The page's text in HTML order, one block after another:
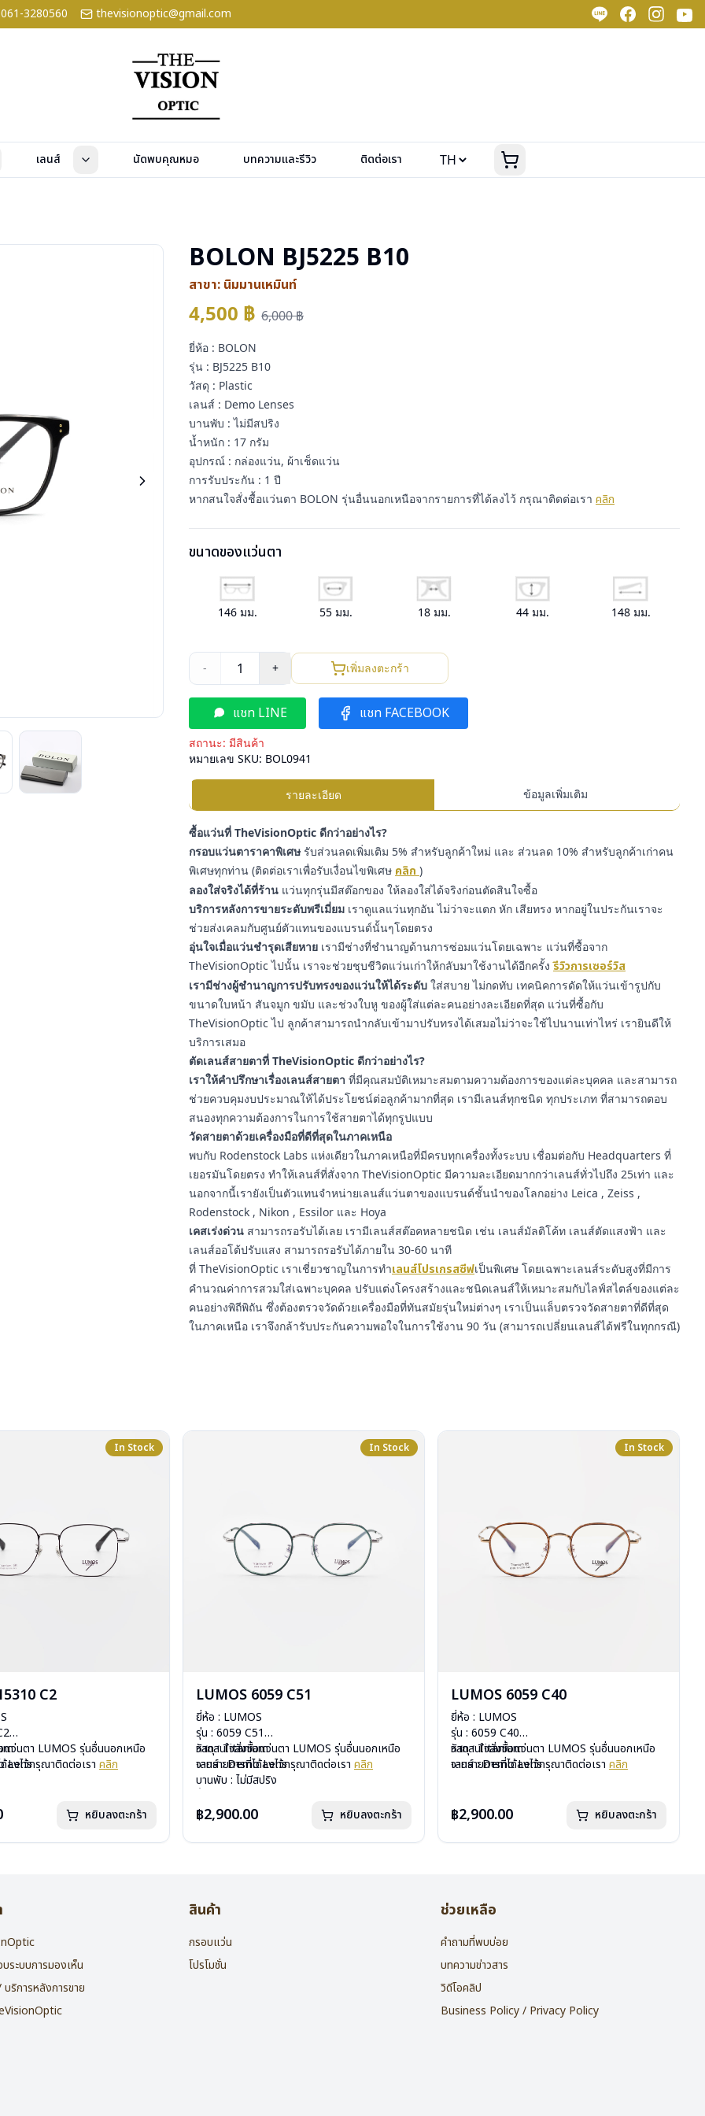
061-3280560 thevisionoptic@gmail.com
เลนส์ นัดพบคุณหมอ บทความและรีวิว ติดต่อเรา
BOLON BJ5225 B10
สาขา: นิมมานเหมินท์
4,500 ฿ 6,000฿
ยี่ห้อ : BOLON
รุ่น : BJ5225 B10
วัสดุ : Plastic
เลนส์ : Demo Lenses
บานพับ : ไม่มีสปริง
น้ำหนัก : 17 กรัม
อุปกรณ์ : กล่องแว่น, ผ้าเช็ดแว่น
การรับประกัน : 1 ปี
หากสนใจสั่งชื้อแว่นตา BOLON รุ่นอื่นนอกเหนือจากรายการที่ได้ลงไว้ กรุณาติดต่อเรา คลิก
ขนาดของแว่นตา
146 มม. 55 มม. 18มม. 44มม. 148มม.
- 1 + เพิ่มลงตะกร้า
แชท LINE แชท FACEBOOK
สถานะ: มีสินค้า
หมายเลข SKU: BOL0941
รายละเอียด ข้อมูลเพิ่มเติม
ซื้อแว่นที่ TheVisionOptic ดีกว่าอย่างไร?
กรอบแว่นตาราคาพิเศษ รับส่วนลดเพิ่มเติม 5% สำหรับลูกค้าใหม่ และ ส่วนลด 10% สำหรับลูกค้าเก่าคน
พิเศษทุกท่าน (ติดต่อเราเพื่อรับเงื่อนไขพิเศษ คลิก )
ลองใส่จริงได้ที่ร้าน แว่นทุกรุ่นมีสต๊อกของ ให้ลองใส่ได้จริงก่อนตัดสินใจซื้อ
บริการหลังการขายระดับพรีเมี่ยม เราดูแลแว่นทุกอัน ไม่ว่าจะแตก หัก เสียทรง หากอยู่ในประกันเราจะ
ช่วยส่งเคลมกับศูนย์ตัวแทนของแบรนด์นั้นๆโดยตรง
อุ่นใจเมื่อแว่นชำรุดเสียหาย เรามีช่างที่ชำนาญด้านการซ่อมแว่นโดยเฉพาะ แว่นที่ซื้อจาก
TheVisionOptic ไปนั้น เราจะช่วยชุบชีวิตแว่นเก่าให้กลับมาใช้งานได้อีกครั้งรีวิวการเซอร์วิส
เรามีช่างผู้ชำนาญการปรับทรงของแว่นให้ได้ระดับ ใส่สบาย ไม่กดทับ เทคนิคการดัดให้แว่นเข้ารูปกับ
ขนาดใบหน้า สันจมูก ขมับ และช่วงใบหู ของผู้ใส่แต่ละคนอย่างละเอียดที่สุด แว่นที่ซื้อกับ
TheVisionOptic ไป ลูกค้าสามารถนำกลับเข้ามาปรับทรงได้เสมอไม่ว่าจะใช้ไปนานเท่าไหร่ เรายินดีให้
บริการเสมอ
ตัดเลนส์สายตาที่ TheVisionOptic ดีกว่าอย่างไร?
เราให้คำปรึกษาเรื่องเลนส์สายตา ที่มีคุณสมบัติเหมาะสมตามความต้องการของแต่ละบุคคล และสามารถ
ช่วยควบคุมงบประมาณให้ได้ประโยชน์ต่อลูกค้ามากที่สุด เรามีเลนส์ทุกชนิด ทุกประเภท ที่สามารถตอบ
สนองทุกความต้องการในการใช้สายตาได้ทุกรูปแบบ
วัดสายตาด้วยเครื่องมือที่ดีที่สุดในภาคเหนือ
พบกับ Rodenstock Labs แห่งเดียวในภาคเหนือที่มีครบทุกเครื่องทั้งระบบ เชื่อมต่อกับ Headquarters ที่
เยอรมันโดยตรง ทำให้เลนส์ที่สั่งจาก TheVisionOptic มีความละเอียดมากกว่าเลนส์ทั่วไปถึง 25เท่า และ
นอกจากนี้เรายังเป็นตัวแทนจำหน่ายเลนส์แว่นตาของแบรนด์ชั้นนำของโลกอย่าง Leica , Zeiss ,
Rodenstock , Nikon , Essilor และ Hoya
เคสเร่งด่วน สามารถรอรับได้เลย เรามีเลนส์สต๊อคหลายชนิด เช่น เลนส์มัลติโค้ท เลนส์ตัดแสงฟ้า และ
เลนส์ออโต้ปรับแสง สามารถรอรับได้ภายใน 30-60 นาที
ที่ TheVisionOptic เราเชี่ยวชาญในการทำเลนส์โปรเกรสซีฟเป็นพิเศษ โดยเฉพาะเลนส์ระดับสูงที่มีการ
คำนวณค่าการสวมใส่เฉพาะบุคคล ปรับแต่งโครงสร้างและชนิดเลนส์ให้เหมาะสมกับไลฟ์สไตล์ของแต่ละ
คนอย่างพิถีพิถัน ซึ่งต้องตรวจวัดด้วยเครื่องมือที่ทันสมัยรุ่นใหม่ต่างๆ เราเป็นแล็บตรวจวัดสายตาที่ดีที่สุด
ในภาคเหนือ เราจึงกล้ารับประกันความพอใจในการใช้งาน 90 วัน (สามารถเปลี่ยนเลนส์ได้ฟรีในทุกกรณี)
In Stock
C2
Lens
แว่น , ผ้าเช็ดแว่น
แว่นตา LUMOS รุ่นอื่นนอกเหนือ
ลงไว้กรุณาติดต่อเรา คลิก
หยิบลงตะกร้า
In Stock
LUMOS 6059 C51
ยี่ห้อ : LUMOS
รุ่น : 6059 C51
วัสดุ : Titanium
เลนส์ : Demo Lens
บานพับ : ไม่มีสปริง
อุปกรณ์ : กล่องแว่น , ผ้าเช็ดแว่น
หากสนใจสั่งชื้อแว่นตา LUMOS รุ่นอื่นนอกเหนือ
จากรายการที่ได้ลงไว้กรุณาติดต่อเรา คลิก
฿2,900.00 หยิบลงตะกร้า
In Stock
LUMOS 6059 C40
ยี่ห้อ : LUMOS
รุ่น : 6059 C40
วัสดุ : Titanium
เลนส์ : Demo Lens
อุปกรณ์ : กล่องแว่น , ผ้าเช็ดแว่น
หากสนใจสั่งชื้อแว่นตา LUMOS รุ่นอื่นนอกเหนือ
จากรายการที่ได้ลงไว้กรุณาติดต่อเรา คลิก
฿2,900.00 หยิบลงตะกร้า
ระบบการมองเห็น
ริการหลังการขาย
สินค้า
กรอบแว่น
โปรโมชั่น
ช่วยเหลือ
คำถามที่พบบ่อย
บทความข่าวสาร
วิดีโอคลิป
Business Policy / Privacy Policy